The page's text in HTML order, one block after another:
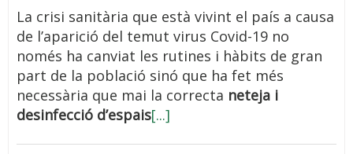
La crisi sanitària que està vivint el país a causa
de l’aparició del temut virus Covid-19 no
només ha canviat les rutines i hàbits de gran
part de la població sinó que ha fet més
necessària que mai la correcta neteja i
desinfecció d’espais[...]